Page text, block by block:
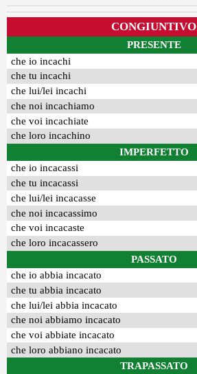
CONGIUNTIVO
PRESENTE
che io incachi
che tu incachi
che lui/lei incachi
che noi incachiamo
che voi incachiate
che loro incachino
IMPERFETTO
che io incacassi
che tu incacassi
che lui/lei incacasse
che noi incacassimo
che voi incacaste
che loro incacassero
PASSATO
che io abbia incacato
che tu abbia incacato
che lui/lei abbia incacato
che noi abbiamo incacato
che voi abbiate incacato
che loro abbiano incacato
TRAPASSATO